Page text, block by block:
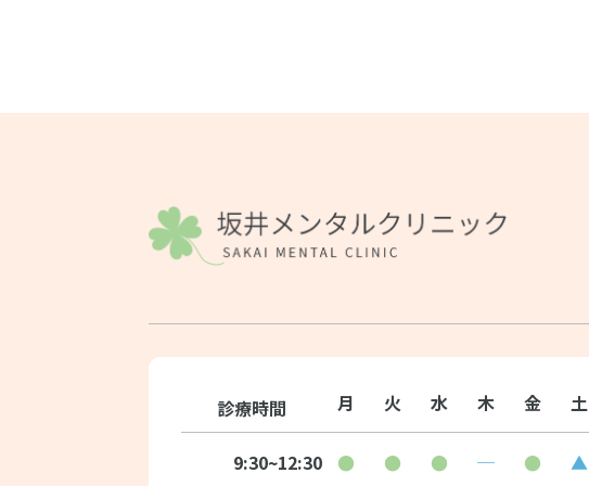
診療時間 月 火 水 木 金 土
9:30~12:30 ● ● ● ─ ● ▲